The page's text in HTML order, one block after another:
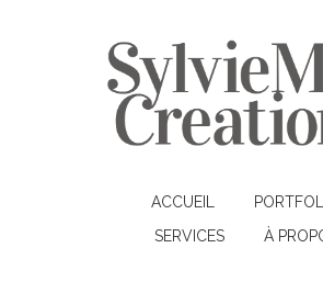
ACCUEIL
SERVICES
À